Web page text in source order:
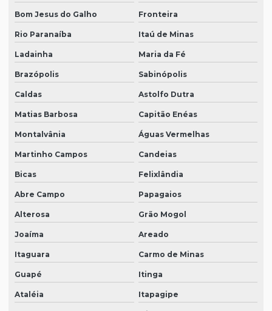
Bom Jesus do Galho Fronteira
Rio Paranaíba Itaú de Minas
Ladainha Maria da Fé
Brazópolis Sabinópolis
Caldas Astolfo Dutra
Matias Barbosa Capitão Enéas
Montalvânia Águas Vermelhas
Martinho Campos Candeias
Bicas Felixlândia
Abre Campo Papagaios
Alterosa Grão Mogol
Joaíma Areado
Itaguara Carmo de Minas
Guapé Itinga
Ataléia Itapagipe